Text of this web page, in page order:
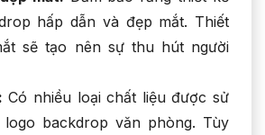
hấp dẫn và đẹp mắt. Thiết
sẽ tạo nên sự thu hút người
Có nhiều loại chất liệu được sử
logo backdrop văn phòng. Tùy